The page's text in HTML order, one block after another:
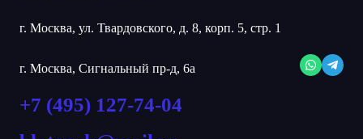
г. Москва, ул. Твардовского, д. 8, корп. 5, стр. 1
г. Москва, Сигнальный пр-д, 6а
+7 (495) 127-74-04